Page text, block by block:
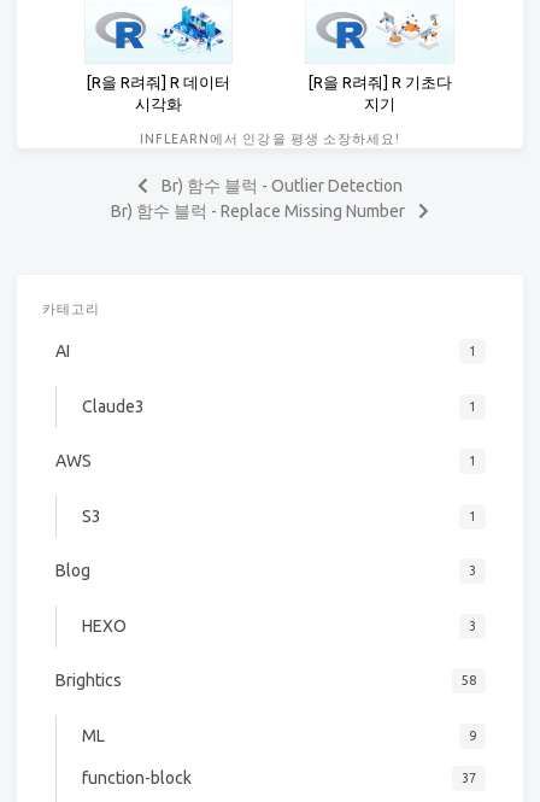
[R을 R려줘] R 데이터
시각화
[R을 R려줘] R 기초다
지기
INFLEARN에서 인강을 평생 소장하세요!
Br) 함수 블럭 - Outlier Detection
Br) 함수 블럭 - Replace Missing Number
카테고리
AI 1
Claude3 1
AWS 1
S3 1
Blog 3
HEXO 3
Brightics 58
ML 9
function-block 37